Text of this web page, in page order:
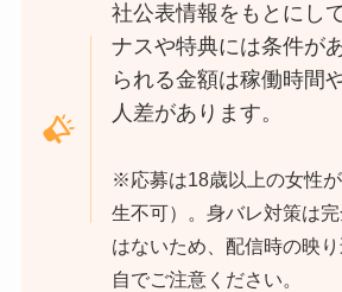
社公表情報をもとにし
ナスや特典には条件が
られる金額は稼働時間
人差があります。
※応募は18歳以上の女性
生不可）。身バレ対策は
はないため、配信時の映
自でご注意ください。